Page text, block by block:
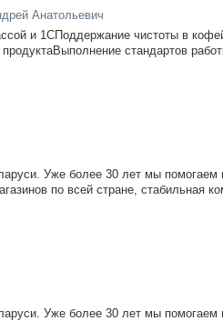
Анатольевич
и 1СПоддержание чистоты в
стандартов
Уже более 30 лет мы помогаем
по всей стране, стабильная
Уже более 30 лет мы помогаем